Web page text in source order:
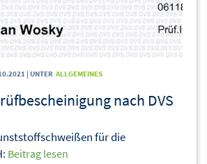
| UNTER ALLGEMEINES
nach DVS
für die
Beitrag lesen